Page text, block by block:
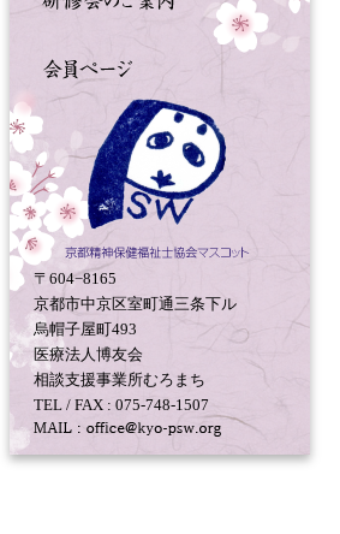
〒604−8165
京都市中京区室町通三条下ル
烏帽子屋町493
医療法人博友会
相談支援事業所むろまち
TEL / FAX : 075-748-1507